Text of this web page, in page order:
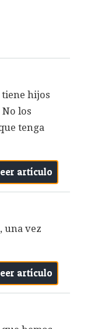
tiene hijos
los
tenga
artículo
una vez
artículo